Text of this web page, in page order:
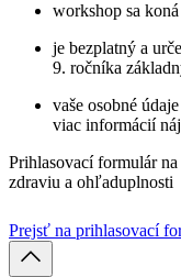
workshop sa
je bezplatný a
9. ročníka
vaše osobné
viac informácií
Prihlasovací formulár
zdraviu a ohľaduplnosti
Prejsť na prihlasovací